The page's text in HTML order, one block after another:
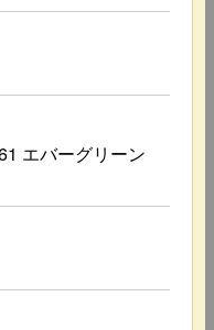
エバーグリーン